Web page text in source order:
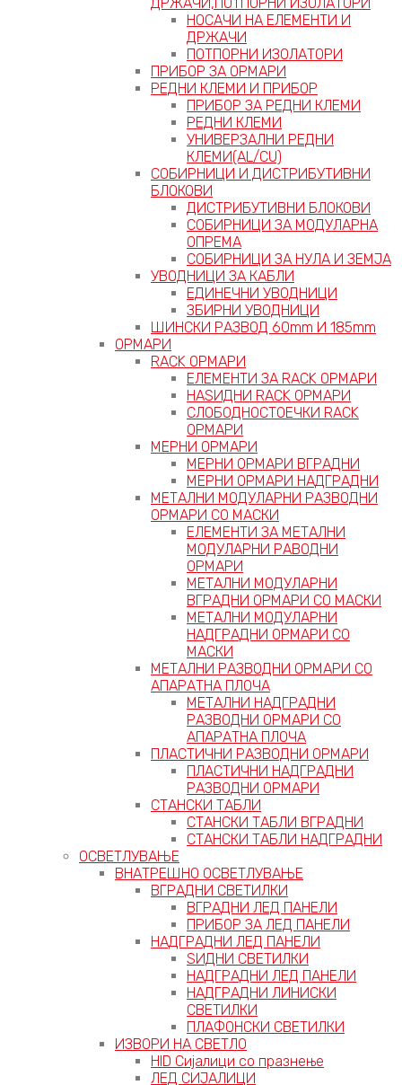
НОСАЧИ НА ЕЛЕМЕНТИ И
ДРЖАЧИ
ПОТПОРНИ ИЗОЛАТОРИ
ПРИБОР ЗА ОРМАРИ
РЕДНИ КЛЕМИ И ПРИБОР
ПРИБОР ЗА РЕДНИ КЛЕМИ
РЕДНИ КЛЕМИ
УНИВЕРЗАЛНИ РЕДНИ
КЛЕМИ(AL/CU)
СОБИРНИЦИ И ДИСТРИБУТИВНИ
БЛОКОВИ
ДИСТРИБУТИВНИ БЛОКОВИ
СОБИРНИЦИ ЗА МОДУЛАРНА
ОПРЕМА
СОБИРНИЦИ ЗА НУЛА И ЗЕМЈА
УВОДНИЦИ ЗА КАБЛИ
ЕДИНЕЧНИ УВОДНИЦИ
ЗБИРНИ УВОДНИЦИ
ШИНСКИ РАЗВОД 60mm И 185mm
ОРМАРИ
RACK ОРМАРИ
ЕЛЕМЕНТИ ЗА RACK ОРМАРИ
НАЅИДНИ RACK ОРМАРИ
СЛОБОДНОСТОЕЧКИ RACK
ОРМАРИ
МЕРНИ ОРМАРИ
МЕРНИ ОРМАРИ ВГРАДНИ
МЕРНИ ОРМАРИ НАДГРАДНИ
МЕТАЛНИ МОДУЛАРНИ РАЗВОДНИ
ОРМАРИ СО МАСКИ
ЕЛЕМЕНТИ ЗА МЕТАЛНИ
МОДУЛАРНИ РАВОДНИ
ОРМАРИ
МЕТАЛНИ МОДУЛАРНИ
ВГРАДНИ ОРМАРИ СО МАСКИ
МЕТАЛНИ МОДУЛАРНИ
НАДГРАДНИ ОРМАРИ СО
МАСКИ
МЕТАЛНИ РАЗВОДНИ ОРМАРИ СО
АПАРАТНА ПЛОЧА
МЕТАЛНИ НАДГРАДНИ
РАЗВОДНИ ОРМАРИ СО
АПАРАТНА ПЛОЧА
ПЛАСТИЧНИ РАЗВОДНИ ОРМАРИ
ПЛАСТИЧНИ НАДГРАДНИ
РАЗВОДНИ ОРМАРИ
СТАНСКИ ТАБЛИ
СТАНСКИ ТАБЛИ ВГРАДНИ
СТАНСКИ ТАБЛИ НАДГРАДНИ
ОСВЕТЛУВАЊЕ
ВНАТРЕШНО ОСВЕТЛУВАЊЕ
ВГРАДНИ СВЕТИЛКИ
ВГРАДНИ ЛЕД ПАНЕЛИ
ПРИБОР ЗА ЛЕД ПАНЕЛИ
НАДГРАДНИ ЛЕД ПАНЕЛИ
ЅИДНИ СВЕТИЛКИ
НАДГРАДНИ ЛЕД ПАНЕЛИ
НАДГРАДНИ ЛИНИСКИ
СВЕТИЛКИ
ПЛАФОНСКИ СВЕТИЛКИ
ИЗВОРИ НА СВЕТЛО
HID Сијалици со празнење
ЛЕД СИЈАЛИЦИ